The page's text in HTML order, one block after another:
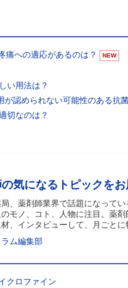
痛への適応があるのは？ NEW
い用法は？
認められない可能性のある抗
切なのは？
気になるトピックを
、薬剤師業界で話題になって
のモノ、コト、人物に注目。薬
、インタビューして、月ごとに
ム編集部
クロファイン